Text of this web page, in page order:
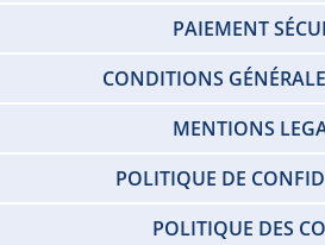
PAIEMENT
CONDITIONS
MENTIONS
POLITIQUE DE
POLITIQUE DES